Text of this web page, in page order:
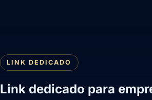
LINK DEDICADO
Link dedicado para